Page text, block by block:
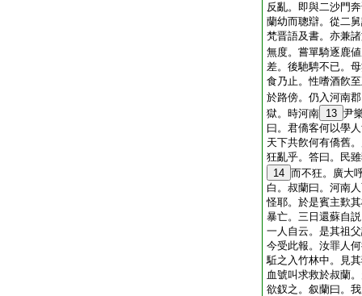
反亂。即與二沙門
蘭幼而聰辯。從二
梵晋語及書。亦兼
無度。嘗單騎逐鹿
差。後馳騁不已。
食乃止。性嗜酒飮
於路傍。仍入河南
獄。時河南 13 尹
曰。君僑客何以學
天下共飮何有僑舊
狂亂乎。答曰。民
14 而不狂。廣大
白。叔蘭曰。河南
怪耶。於是賓主歎
暴亡。三日還蘇自
一人自云。是其祖
今受此報。汝罪人
駈之入竹林中。見
血號叫求救於叔蘭
欲釵之。叙蘭曰。